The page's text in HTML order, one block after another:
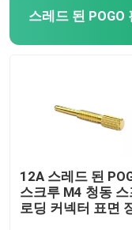
스레드 된 POGO
12A 스레드 된
스크루 M4 청동 스
로딩 커넥터 표면